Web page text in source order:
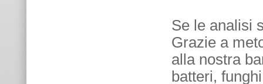
Se le analisi
Grazie a
alla nostra
batteri,